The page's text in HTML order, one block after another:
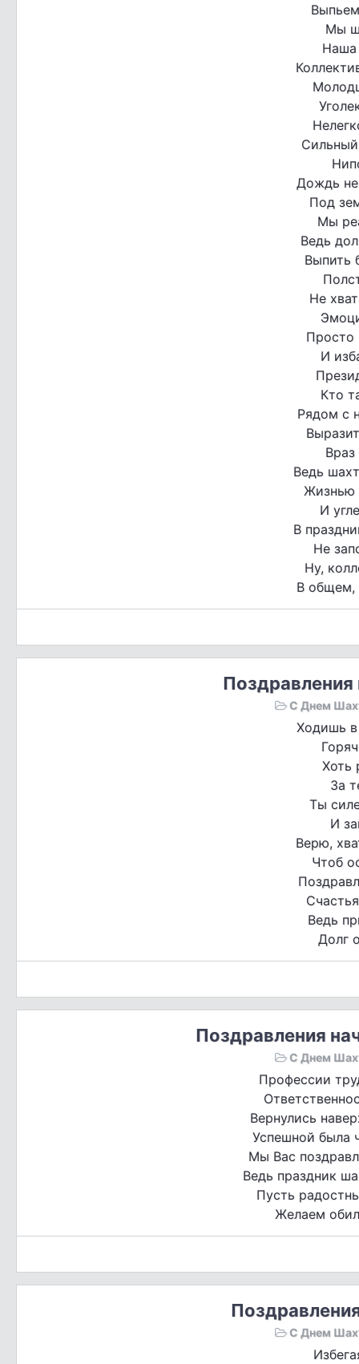
Мы
Наша
Дождь
Под
Мы
Ведь
Выпить
Не
Просто
И
Кто
Рядом с
Ведь
Жизнью
И
В
Не
Ну,
В общем,
С Днем
Ходишь в
Хоть
За
Ты
И
Верю,
Чтоб
Ведь
Долг
Поздравления
С Днем
Профессии
Вернулись
Успешной была
Мы Вас
Ведь праздник
Пусть
Желаем
С Днем